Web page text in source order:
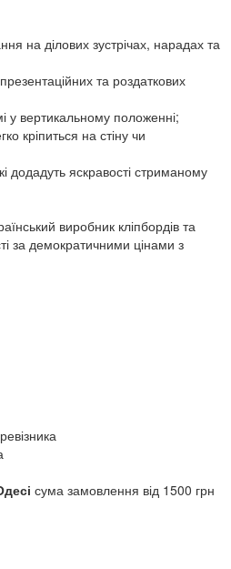
на ділових зустрічах, нарадах та
та роздаткових
у вертикальному положенні;
кріпиться на стіну чи
додадуть яскравості стриманому
виробник кліпбордів та
за демократичними цінами з
сума замовлення від 1500 грн